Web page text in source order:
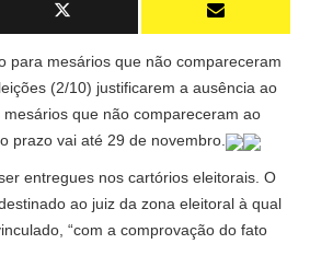
para mesários que não compareceram
(2/10) justificarem a ausência ao
que não compareceram ao
prazo vai até 29 de novembro.
entregues nos cartórios eleitorais. O
ao juiz da zona eleitoral à qual
“com a comprovação do fato